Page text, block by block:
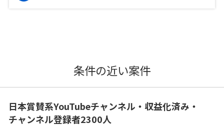
条件の近い案件
日本賞賛系YouTubeチャンネル・収益化済み・
チャンネル登録者2300人